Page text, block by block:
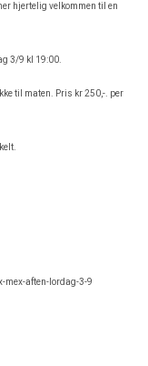
hjertelig velkommen til en
3/9 kl 19:00.
til maten. Pris kr 250,-. per
aften-lordag-3-9